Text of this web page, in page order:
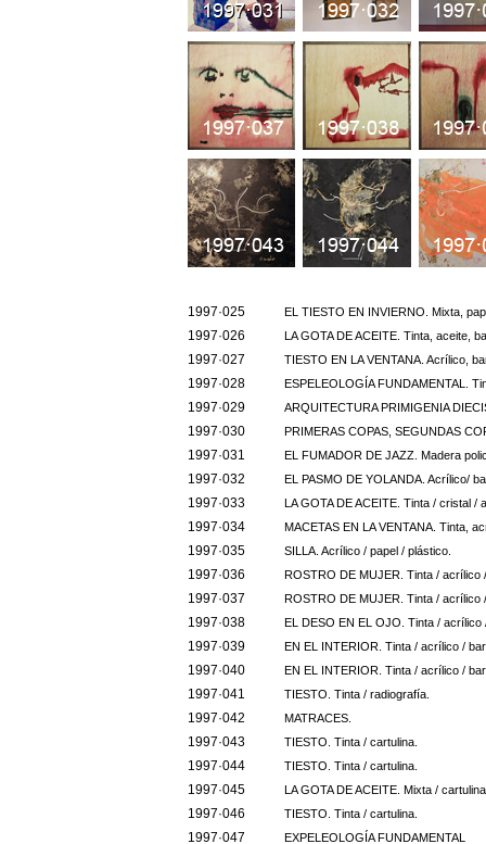
1997·025 EL TIESTO EN INVIERNO. Mixta,
1997·026 LA GOTA DE ACEITE. Tinta, aceite,
1997·027 TIESTO EN LA VENTANA. Acrílico,
1997·028 ESPELEOLOGÍA FUNDAMENTAL.
1997·029 ARQUITECTURA PRIMIGENIA
1997·030 PRIMERAS COPAS, SEGUNDAS
1997·031 EL FUMADOR DE JAZZ. Madera
1997·032 EL PASMO DE YOLANDA. Acrílico/
1997·033 LA GOTA DE ACEITE. Tinta / cristal /
1997·034 MACETAS EN LA VENTANA. Tinta,
1997·035 SILLA. Acrílico / papel / plástico.
1997·036 ROSTRO DE MUJER. Tinta / acrílico
1997·037 ROSTRO DE MUJER. Tinta / acrílico
1997·038 EL DESO EN EL OJO. Tinta / acrílico
1997·039 EN EL INTERIOR. Tinta / acrílico /
1997·040 EN EL INTERIOR. Tinta / acrílico /
1997·041 TIESTO. Tinta / radiografía.
1997·042 MATRACES.
1997·043 TIESTO. Tinta / cartulina.
1997·044 TIESTO. Tinta / cartulina.
1997·045 LA GOTA DE ACEITE. Mixta /
1997·046 TIESTO. Tinta / cartulina.
1997·047 EXPELEOLOGÍA FUNDAMENTAL